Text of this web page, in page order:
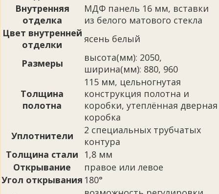
Внутренняя
отделка
МДФ панель 16 мм, вставки
из белого матового стекла
Цвет внутренней
отделки
ясень белый
Размеры
высота(мм): 2050,
ширина(мм): 880, 960
Толщина
полотна
115 мм, цельногнутая
конструкция полотна и
коробки, утеплённая дверная
коробка
Уплотнители
2 специальных трубчатых
контура
Толщина стали
1,8 мм
Открывание
правое или левое
Угол открывания 180°